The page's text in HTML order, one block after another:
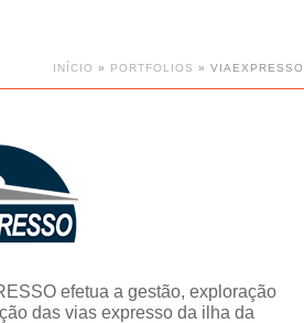
INÍCIO » PORTFOLIOS » VIAEXPRESSO
efetua a gestão, exploração
das vias expresso da ilha da